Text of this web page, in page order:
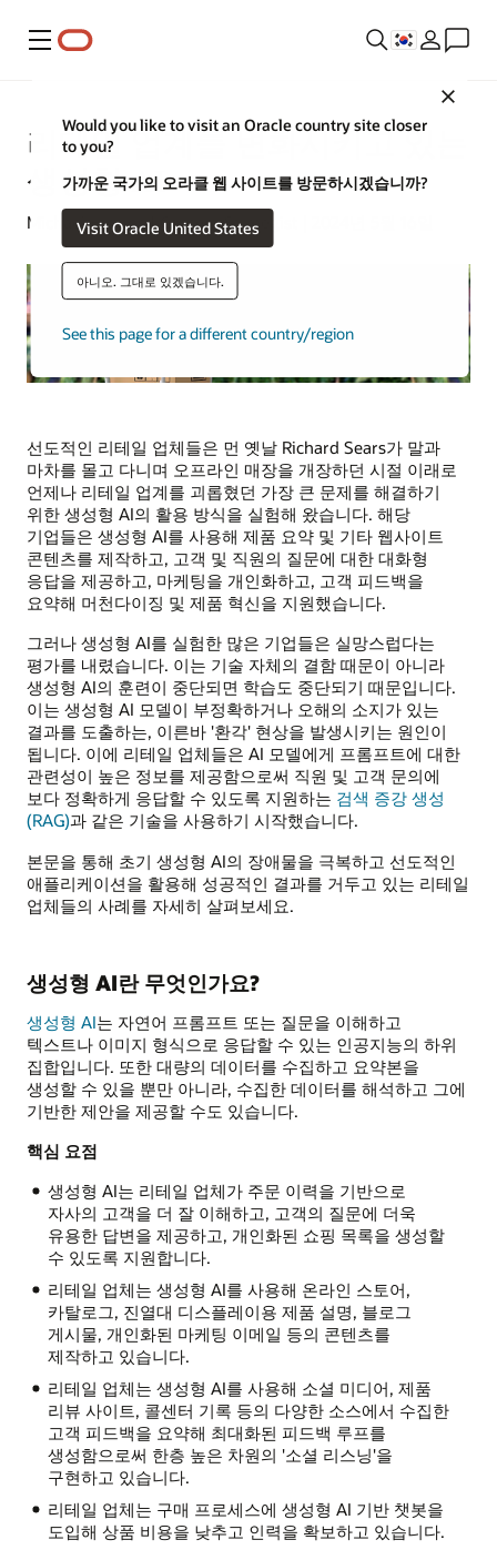
메뉴
Would you like to visit an Oracle country site closer
to you?
가까운 국가의 오라클 웹 사이트를 방문하시겠습니까?
Visit Oracle United States
아니오. 그대로 있겠습니다.
See this page for a different country/region
리테일 업계를 변화시키고 있는
생성형 AI
Michael Hickins | Content Strategist | 2024년 5월 16일
선도적인 리테일 업체들은 먼 옛날 Richard Sears가 말과
마차를 몰고 다니며 오프라인 매장을 개장하던 시절 이래로
언제나 리테일 업계를 괴롭혔던 가장 큰 문제를 해결하기
위한 생성형 AI의 활용 방식을 실험해 왔습니다. 해당
기업들은 생성형 AI를 사용해 제품 요약 및 기타 웹사이트
콘텐츠를 제작하고, 고객 및 직원의 질문에 대한 대화형
응답을 제공하고, 마케팅을 개인화하고, 고객 피드백을
요약해 머천다이징 및 제품 혁신을 지원했습니다.
그러나 생성형 AI를 실험한 많은 기업들은 실망스럽다는
평가를 내렸습니다. 이는 기술 자체의 결함 때문이 아니라
생성형 AI의 훈련이 중단되면 학습도 중단되기 때문입니다.
이는 생성형 AI 모델이 부정확하거나 오해의 소지가 있는
결과를 도출하는, 이른바 '환각' 현상을 발생시키는 원인이
됩니다. 이에 리테일 업체들은 AI 모델에게 프롬프트에 대한
관련성이 높은 정보를 제공함으로써 직원 및 고객 문의에
보다 정확하게 응답할 수 있도록 지원하는 검색 증강 생성
(RAG)과 같은 기술을 사용하기 시작했습니다.
본문을 통해 초기 생성형 AI의 장애물을 극복하고 선도적인
애플리케이션을 활용해 성공적인 결과를 거두고 있는 리테일
업체들의 사례를 자세히 살펴보세요.
생성형 AI란 무엇인가요?
생성형 AI는 자연어 프롬프트 또는 질문을 이해하고
텍스트나 이미지 형식으로 응답할 수 있는 인공지능의 하위
집합입니다. 또한 대량의 데이터를 수집하고 요약본을
생성할 수 있을 뿐만 아니라, 수집한 데이터를 해석하고 그에
기반한 제안을 제공할 수도 있습니다.
핵심 요점
생성형 AI는 리테일 업체가 주문 이력을 기반으로
자사의 고객을 더 잘 이해하고, 고객의 질문에 더욱
유용한 답변을 제공하고, 개인화된 쇼핑 목록을 생성할
수 있도록 지원합니다.
리테일 업체는 생성형 AI를 사용해 온라인 스토어,
카탈로그, 진열대 디스플레이용 제품 설명, 블로그
게시물, 개인화된 마케팅 이메일 등의 콘텐츠를
제작하고 있습니다.
리테일 업체는 생성형 AI를 사용해 소셜 미디어, 제품
리뷰 사이트, 콜센터 기록 등의 다양한 소스에서 수집한
고객 피드백을 요약해 최대화된 피드백 루프를
생성함으로써 한층 높은 차원의 '소셜 리스닝'을
구현하고 있습니다.
리테일 업체는 구매 프로세스에 생성형 AI 기반 챗봇을
도입해 상품 비용을 낮추고 인력을 확보하고 있습니다.